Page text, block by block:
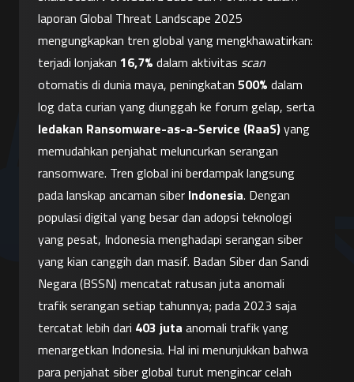
laporan Global Threat Landscape 2025
mengungkapkan tren global yang mengkhawatirkan:
terjadi lonjakan 16,7% dalam aktivitas scan
otomatis di dunia maya, peningkatan 500% dalam
ledakan Ransomware-as-a-Service (RaaS) yang
memudahkan penjahat meluncurkan serangan
ransomware. Tren global ini berdampak langsung
pada lanskap ancaman siber Indonesia. Dengan
populasi digital yang besar dan adopsi teknologi
yang pesat, Indonesia menghadapi serangan siber
yang kian canggih dan masif. Badan Siber dan Sandi
Negara (BSSN) mencatat ratusan juta anomali
trafik serangan setiap tahunnya; pada 2023 saja
tercatat lebih dari 403 juta anomali trafik yang
menargetkan Indonesia. Hal ini menunjukkan bahwa
para penjahat siber global turut mengincar celah